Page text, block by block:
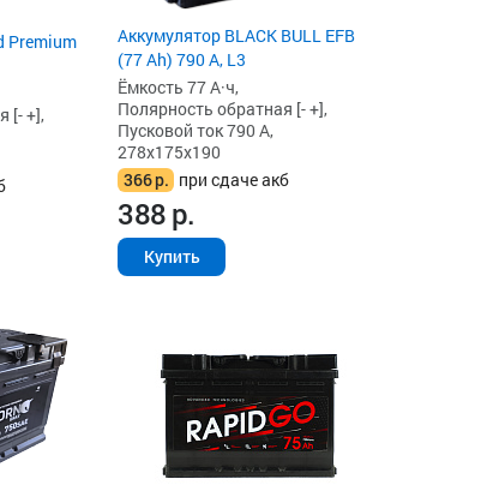
Premium
[- +],
Аккумулятор BLACK BULL EFB
(77 Ah) 790 А, L3
Ёмкость 77 А·ч,
Полярность обратная [- +],
Пусковой ток 790 А,
278x175x190
366р. при сдаче акб
388р.
Купить